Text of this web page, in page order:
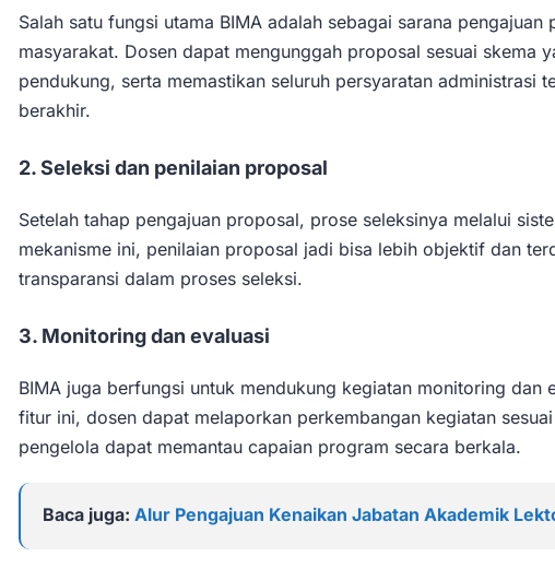
Salah satu fungsi utama BIMA adalah sebagai sarana
masyarakat. Dosen dapat mengunggah proposal sesuai skema
pendukung, serta memastikan seluruh persyaratan administrasi
berakhir.
2. Seleksi dan penilaian proposal
Setelah tahap pengajuan proposal, prose seleksinya melalui
mekanisme ini, penilaian proposal jadi bisa lebih objektif dan
transparansi dalam proses seleksi.
3. Monitoring dan evaluasi
BIMA juga berfungsi untuk mendukung kegiatan monitoring
fitur ini, dosen dapat melaporkan perkembangan kegiatan
pengelola dapat memantau capaian program secara berkala.
Baca juga: Alur Pengajuan Kenaikan Jabatan Akademik